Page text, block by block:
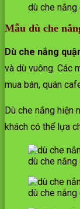
dù che nắng
Mẫu dù che
Dù che nắng
và dù vuông. Các
mua bán, quán
Dù che nắng hiện
khách có thể lựa
dù che nắng
dù che nắng